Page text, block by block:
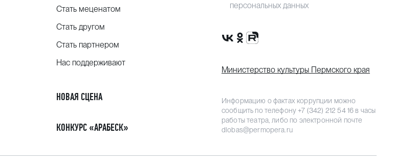
Стать меценатом
Стать другом
Стать партнером
Нас поддерживают
НОВАЯ СЦЕНА
КОНКУРС «АРАБЕСК»
персональных данных
Сообщество VK
Группа в одноклассниках
Канал Rutube
Министерство культуры Пермского края
Информацию о фактах коррупции можно
сообщить по телефону+7 (342) 212 54 16 в часы
работы театра, либо по электронной почте
dlobas@permopera.ru